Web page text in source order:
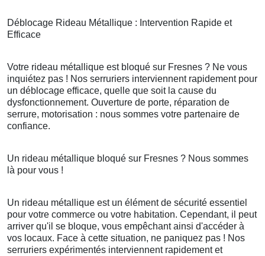
Déblocage Rideau Métallique : Intervention Rapide et
Efficace
Votre rideau métallique est bloqué sur Fresnes ? Ne vous
inquiétez pas ! Nos serruriers interviennent rapidement pour
un déblocage efficace, quelle que soit la cause du
dysfonctionnement. Ouverture de porte, réparation de
serrure, motorisation : nous sommes votre partenaire de
confiance.
Un rideau métallique bloqué sur Fresnes ? Nous sommes
là pour vous !
Un rideau métallique est un élément de sécurité essentiel
pour votre commerce ou votre habitation. Cependant, il peut
arriver qu'il se bloque, vous empêchant ainsi d'accéder à
vos locaux. Face à cette situation, ne paniquez pas ! Nos
serruriers expérimentés interviennent rapidement et